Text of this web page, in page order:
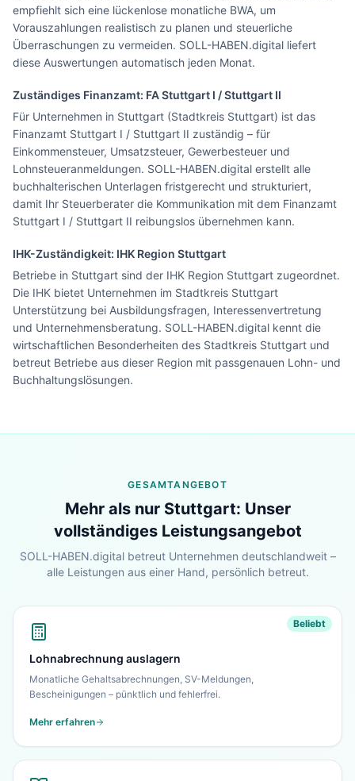
Lohn & Buchhaltung inStuttgart?
Sehen Sie unser komplettes Angebot für Ihr
Unternehmen – in 30 Sekunden alles auf einen
Blick.
Zur Startseite
empfiehlt sich eine lückenlose monatliche BWA, um
Vorauszahlungen realistisch zu planen und steuerliche
Überraschungen zu vermeiden. SOLL-HABEN.digital liefert
diese Auswertungen automatisch jeden Monat.
Zuständiges Finanzamt: FAStuttgart I / Stuttgart II
Für Unternehmen in Stuttgart (Stadtkreis Stuttgart) ist das
Finanzamt Stuttgart I / Stuttgart II zuständig – für
Einkommensteuer, Umsatzsteuer, Gewerbesteuer und
Lohnsteueranmeldungen. SOLL-HABEN.digital erstellt alle
buchhalterischen Unterlagen fristgerecht und strukturiert,
damit Ihr Steuerberater die Kommunikation mit dem Finanzamt
Stuttgart I / Stuttgart II reibungslos übernehmen kann.
IHK-Zuständigkeit: IHK Region Stuttgart
Betriebe in Stuttgart sind der IHK Region Stuttgart zugeordnet.
Die IHK bietet Unternehmen im Stadtkreis Stuttgart
Unterstützung bei Ausbildungsfragen, Interessenvertretung
und Unternehmensberatung. SOLL-HABEN.digital kennt die
wirtschaftlichen Besonderheiten des Stadtkreis Stuttgart und
betreut Betriebe aus dieser Region mit passgenauen Lohn- und
Buchhaltungslösungen.
GESAMTANGEBOT
Mehr als nur Stuttgart: Unser
vollständiges Leistungsangebot
SOLL-HABEN.digital betreut Unternehmen deutschlandweit –
alle Leistungen aus einer Hand, persönlich betreut.
Beliebt
Lohnabrechnung auslagern
Monatliche Gehaltsabrechnungen, SV-Meldungen,
Bescheinigungen – pünktlich und fehlerfrei.
Mehr erfahren